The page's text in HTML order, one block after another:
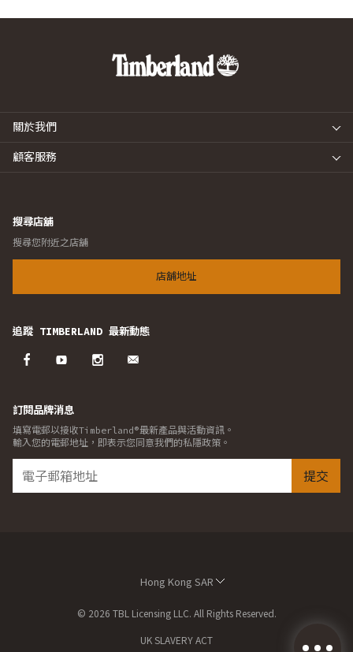
關於我們
顧客服務
搜尋店舖
搜尋您附近之店舖
店舖地址
追蹤 TIMBERLAND 最新動態
訂閱品牌消息
填寫電郵以接收Timberland®最新產品與活動資訊。
輸入您的電郵地址，即表示您同意我們的私隱政策。
提交
Hong Kong SAR
© 2026 TBL Licensing LLC. All Rights Reserved.
UK SLAVERY ACT